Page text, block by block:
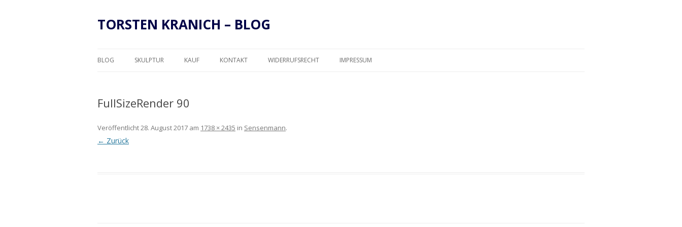
TORSTEN KRANICH – BLOG
Inhalt
BLOG SKULPTUR KAUF KONTAKT WIDERRUFSRECHT IMPRESSUM
FullSizeRender 90
Veröffentlicht28. August 2017 am 1738 × 2435 in Sensenmann.
← Zurück